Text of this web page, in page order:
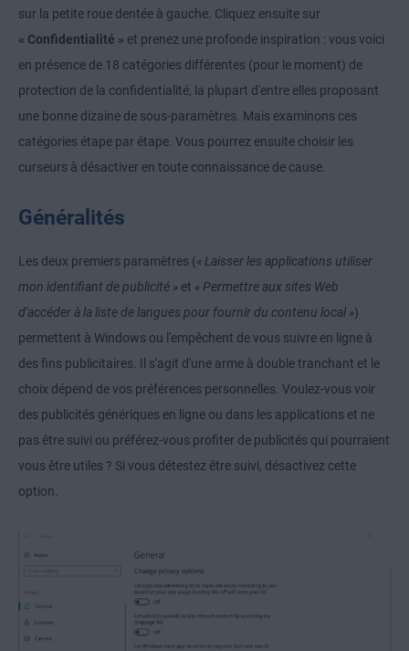
sur la petite roue dentée à gauche. Cliquez ensuite sur
« Confidentialité » et prenez une profonde inspiration : vous voici
en présence de 18 catégories différentes (pour le moment) de
protection de la confidentialité, la plupart d'entre elles proposant
une bonne dizaine de sous-paramètres. Mais examinons ces
catégories étape par étape. Vous pourrez ensuite choisir les
curseurs à désactiver en toute connaissance de cause.
Généralités
Les deux premiers paramètres (« Laisser les applications utiliser
mon identifiant de publicité » et « Permettre aux sites Web
d'accéder à la liste de langues pour fournir du contenu local »)
permettent à Windows ou l'empêchent de vous suivre en ligne à
des fins publicitaires. Il s'agit d'une arme à double tranchant et le
choix dépend de vos préférences personnelles. Voulez-vous voir
des publicités génériques en ligne ou dans les applications et ne
pas être suivi ou préférez-vous profiter de publicités qui pourraient
vous être utiles ? Si vous détestez être suivi, désactivez cette
option.